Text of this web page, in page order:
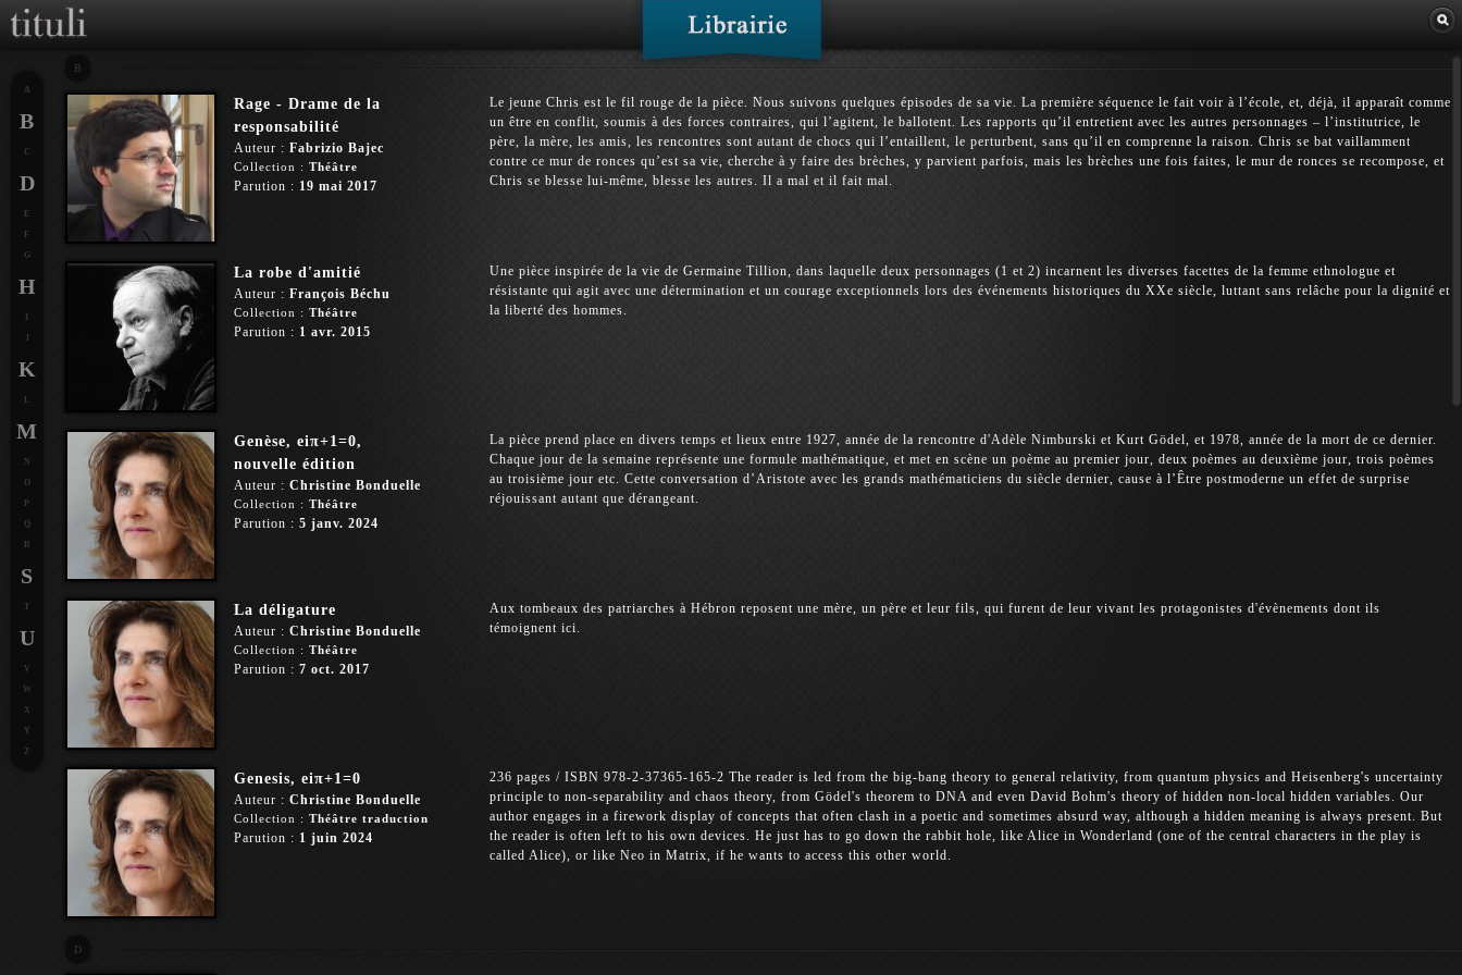
B
Rage - Drame de la
responsabilité
Auteur : Fabrizio Bajec
Collection : Théâtre
Parution : 19 mai 2017
Le jeune Chris est le fil rouge de la pièce. Nous suivons quelques épisodes de sa vie. La première séquence le fait voir à l’école, et, déjà, il apparaît comme
un être en conflit, soumis à des forces contraires, qui l’agitent, le ballotent. Les rapports qu’il entretient avec les autres personnages – l’institutrice, le
père, la mère, les amis, les rencontres sont autant de chocs qui l’entaillent, le perturbent, sans qu’il en comprenne la raison. Chris se bat vaillamment
contre ce mur de ronces qu’est sa vie, cherche à y faire des brèches, y parvient parfois, mais les brèches une fois faites, le mur de ronces se recompose, et
Chris se blesse lui-même, blesse les autres. Il a mal et il fait mal.
La robe d'amitié
Auteur : François Béchu
Collection : Théâtre
Parution : 1 avr. 2015
Une pièce inspirée de la vie de Germaine Tillion, dans laquelle deux personnages (1 et 2) incarnent les diverses facettes de la femme ethnologue et
résistante qui agit avec une détermination et un courage exceptionnels lors des événements historiques du XXe siècle, luttant sans relâche pour la dignité et
la liberté des hommes.
Genèse, eiπ+1=0,
nouvelle édition
Auteur : Christine Bonduelle
Collection : Théâtre
Parution : 5 janv. 2024
La pièce prend place en divers temps et lieux entre 1927, année de la rencontre d'Adèle Nimburski et Kurt Gödel, et 1978, année de la mort de ce dernier.
Chaque jour de la semaine représente une formule mathématique, et met en scène un poème au premier jour, deux poèmes au deuxième jour, trois poèmes
au troisième jour etc. Cette conversation d’Aristote avec les grands mathématiciens du siècle dernier, cause à l’Être postmoderne un effet de surprise
réjouissant autant que dérangeant.
La déligature
Auteur : Christine Bonduelle
Collection : Théâtre
Parution : 7 oct. 2017
Aux tombeaux des patriarches à Hébron reposent une mère, un père et leur fils, qui furent de leur vivant les protagonistes d'évènements dont ils
témoignent ici.
Genesis, eiπ+1=0
Auteur : Christine Bonduelle
Collection : Théâtre traduction
Parution : 1 juin 2024
236 pages / ISBN 978-2-37365-165-2 The reader is led from the big-bang theory to general relativity, from quantum physics and Heisenberg's uncertainty
principle to non-separability and chaos theory, from Gödel's theorem to DNA and even David Bohm's theory of hidden non-local hidden variables. Our
author engages in a firework display of concepts that often clash in a poetic and sometimes absurd way, although a hidden meaning is always present. But
the reader is often left to his own devices. He just has to go down the rabbit hole, like Alice in Wonderland (one of the central characters in the play is
called Alice), or like Neo in Matrix, if he wants to access this other world.
D
A
B
C
D
E
F
G
H
J
K
L
M
N
O
P
Q
R
S
T
U
V
W
X
Y
Z